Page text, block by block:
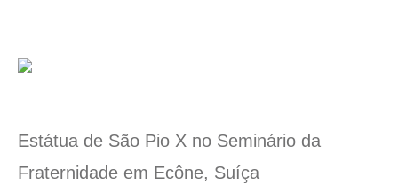
Estátua de São Pio X no Seminário da
Fraternidade em Ecône, Suíça